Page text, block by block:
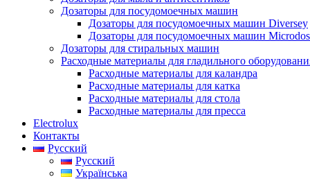
Дозаторы для посудомоечных машин
Дозаторы для посудомоечных машин Diversey
Дозаторы для посудомоечных машин Microdos
Дозаторы для стиральных машин
Расходные материалы для гладильного
Расходные материалы для каландра
Расходные материалы для катка
Расходные материалы для стола
Расходные материалы для пресса
Electrolux
Контакты
Русский
Русский
Українська